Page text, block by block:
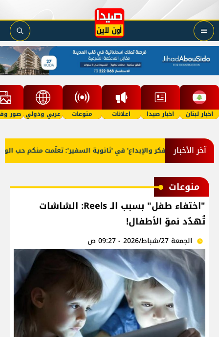
اخبار لبنان اخبار صيدا اعلانات منوعات عربي ودولي صور
آخر الأخبار
'فوج الفكر والإبداع' في 'ثانوية السفير': تعلّمت منكم حب الوطن
منوعات
"اختفاء طفل" بسبب الـ Reels: الشاشات
تُهدّد نموّ الأطفال!
الجمعة 27/شباط/2026 - 09:27 ص